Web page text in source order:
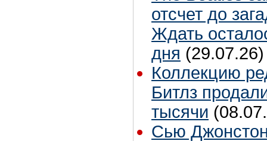
отсчет до
Ждать
дня (29.07.26)
Коллекцию
Битлз
тысячи
Сью